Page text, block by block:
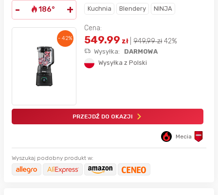
- 186° + Kuchnia Blendery NINJA
- 42%
Cena:
549.99 zł 949,99zł 42%
Wysyłka:
DARMOWA
Wysyłka z Polski
PRZEJDŹ DO OKAZJI
Mecia
Wyszukaj podobny produkt w: